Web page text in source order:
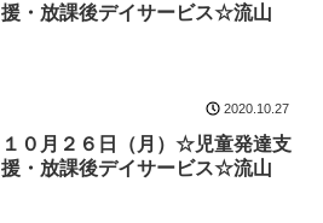
援・放課後デイサービス☆流山
2020.10.27
１０月２６日（月）☆児童発達支
援・放課後デイサービス☆流山